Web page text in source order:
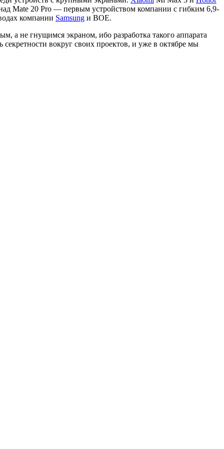
Mate 20 Pro — первым устройством компании с гибким 6,9-
компании Samsung и BOE.
а не гнущимся экраном, ибо разработка такого аппарата
секретности вокруг своих проектов, и уже в октябре мы